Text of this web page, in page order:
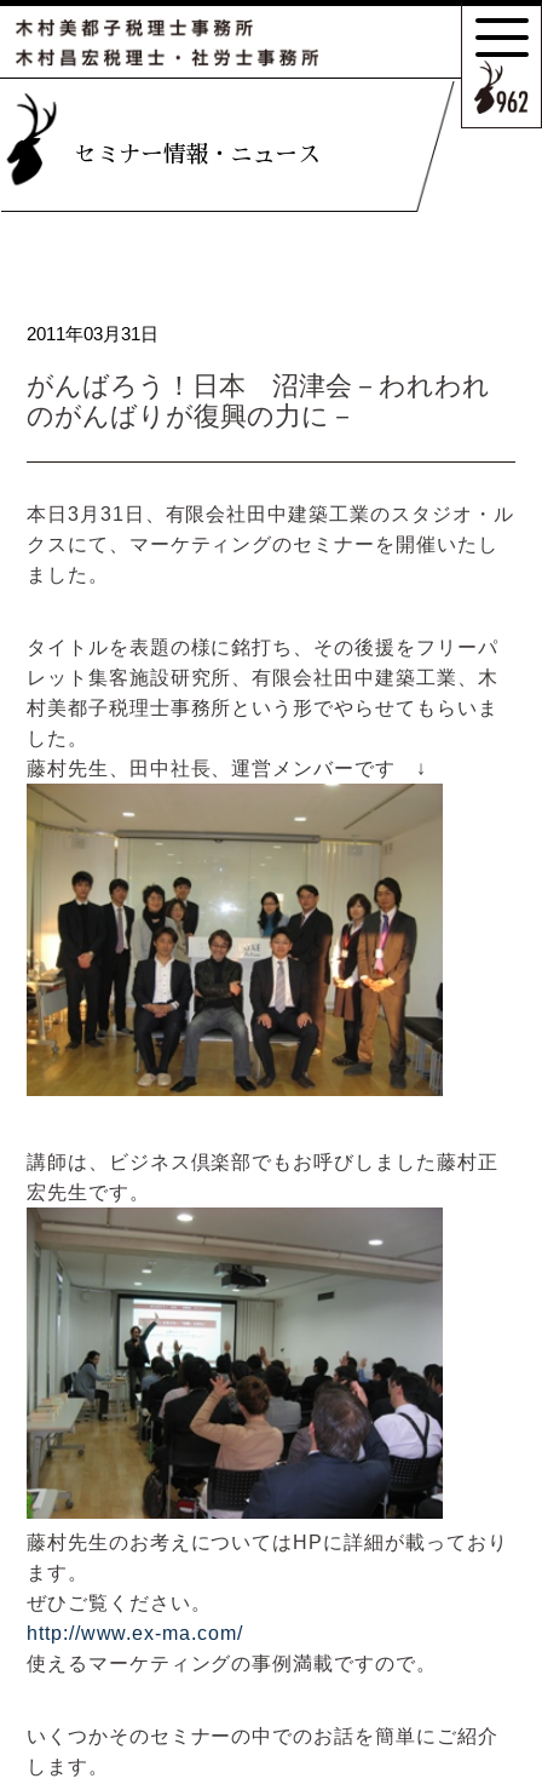
セミナー情報・ニュース
2011年03月31日
がんばろう！日本 沼津会－われわれ
のがんばりが復興の力に－
本日3月31日、有限会社田中建築工業のスタジオ・ル
クスにて、マーケティングのセミナーを開催いたし
ました。
タイトルを表題の様に銘打ち、その後援をフリーパ
レット集客施設研究所、有限会社田中建築工業、木
村美都子税理士事務所という形でやらせてもらいま
した。
藤村先生、田中社長、運営メンバーです ↓
講師は、ビジネス倶楽部でもお呼びしました藤村正
宏先生です。
藤村先生のお考えについてはHPに詳細が載っており
ます。
ぜひご覧ください。
http://www.ex-ma.com/
使えるマーケティングの事例満載ですので。
いくつかそのセミナーの中でのお話を簡単にご紹介
します。
アクセスマップ
お問合せフォーム